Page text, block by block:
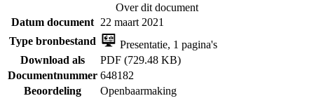
Over dit document
Datum document 22 maart 2021
Type bronbestand
Presentatie, 1 pagina's
Download als
PDF (729.48 KB)
Documentnummer 648182
Beoordeling
Openbaarmaking